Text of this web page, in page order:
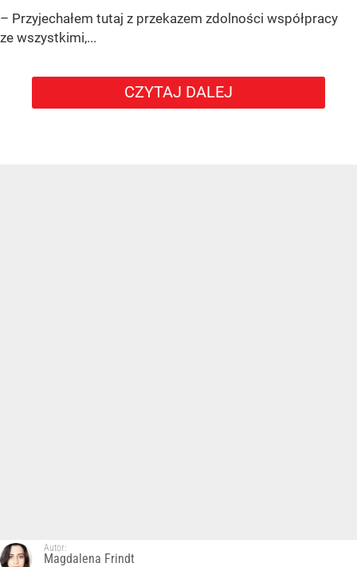
– Przyjechałem tutaj z przekazem zdolności współpracy
ze wszystkimi,...
CZYTAJ DALEJ
Autor:
Magdalena Frindt